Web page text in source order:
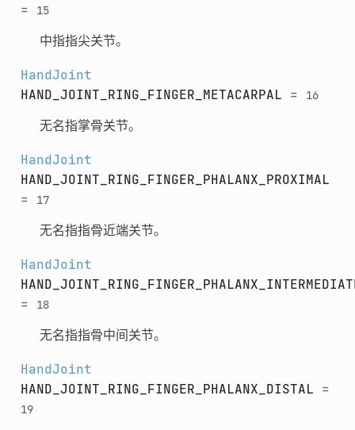
=
15
中指指尖关节。
HandJoint
HAND_JOINT_RING_FINGER_METACARPAL = 16
无名指掌骨关节。
HandJoint
HAND_JOINT_RING_FINGER_PHALANX_PROXIMAL
=
17
无名指指骨近端关节。
HandJoint
=
18
无名指指骨中间关节。
HandJoint
HAND_JOINT_RING_FINGER_PHALANX_DISTAL =
19